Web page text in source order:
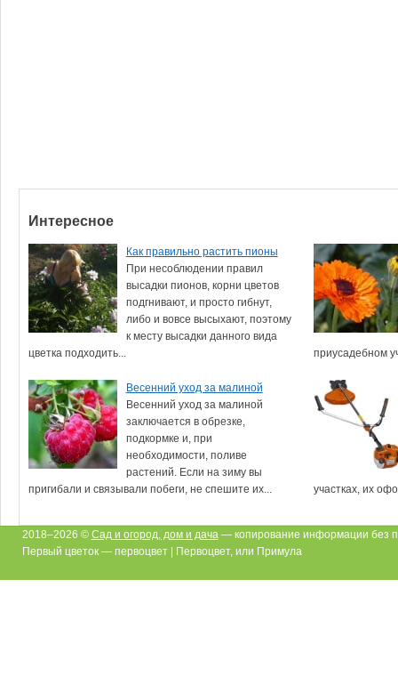
Интересное
Как правильно растить пионы
При несоблюдении правил
высадки пионов, корни цветов
подгнивают, и просто гибнут,
либо и вовсе высыхают, поэтому
к месту высадки данного вида
цветка подходить...
приусадебном
Весенний уход за малиной
Весенний уход за малиной
заключается в обрезке,
подкормке и, при
необходимости, поливе
растений. Если на зиму вы
пригибали и связывали побеги, не спешите их...
участках, их
2018–2026 © Сад и огород, дом и дача — копирование информации без
Первый цветок — первоцвет | Первоцвет, или Примула